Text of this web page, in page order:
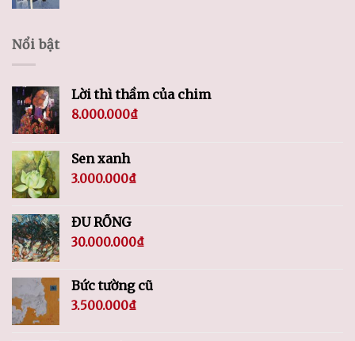
Nổi bật
Lời thì thầm của chim
8.000.000₫
Sen xanh
3.000.000₫
ĐU RỒNG
30.000.000₫
Bức tường cũ
3.500.000₫